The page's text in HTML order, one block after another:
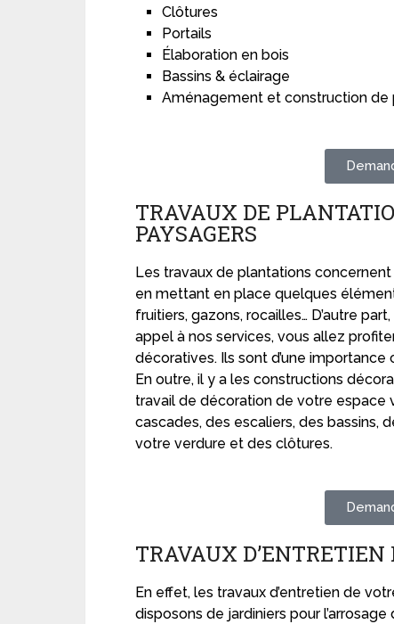
Clôtures
Portails
Élaboration en bois
Bassins & éclairage
Aménagement et construction de
TRAVAUX DE
PAYSAGERS
Les travaux de plantations
en mettant en place quelques
fruitiers, gazons, rocailles… D’autre
appel à nos services, vous allez
décoratives. Ils sont d’une
En outre, il y a les constructions
travail de décoration de votre espace
cascades, des escaliers, des bassins,
votre verdure et des clôtures.
TRAVAUX D’ENTRETIEN
En effet, les travaux d’entretien de
disposons de jardiniers pour